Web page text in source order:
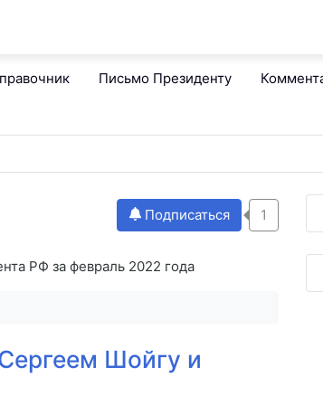
Письмо Президенту
Подписаться 1
РФ за февраль 2022 года
Шойгу и